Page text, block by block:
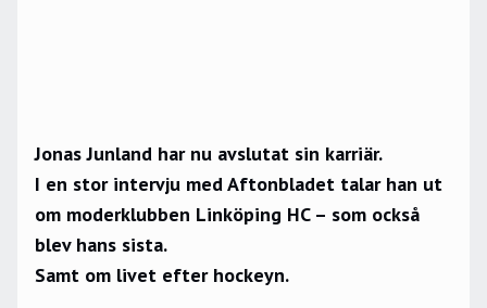
Jonas Junland har nu avslutat sin karriär.
I en stor intervju med Aftonbladet talar han ut
om moderklubben Linköping HC – som också
blev hans sista.
Samt om livet efter hockeyn.